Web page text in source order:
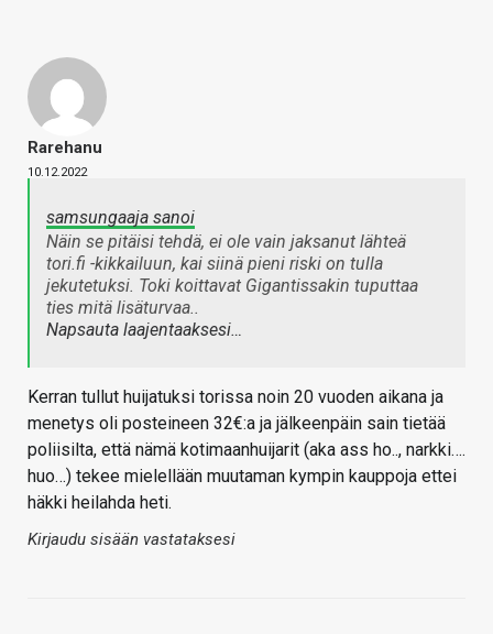
Rarehanu
10.12.2022
samsungaaja sanoi
Näin se pitäisi tehdä, ei ole vain jaksanut lähteä
tori.fi -kikkailuun, kai siinä pieni riski on tulla
jekutetuksi. Toki koittavat Gigantissakin tuputtaa
ties mitä lisäturvaa..
Napsauta laajentaaksesi…
Kerran tullut huijatuksi torissa noin 20 vuoden aikana ja
menetys oli posteineen 32€:a ja jälkeenpäin sain tietää
poliisilta, että nämä kotimaanhuijarit (aka ass ho.., narkki….
huo…) tekee mielellään muutaman kympin kauppoja ettei
häkki heilahda heti.
Kirjaudu sisään vastataksesi